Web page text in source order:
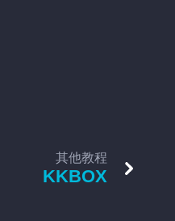
其他教程
KKBOX